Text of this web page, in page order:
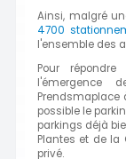
Ainsi, malgré
4700
l'ensemble des
Pour
l'émergence
Prendsmaplace
possible le
parkings déjà
Plantes et de la
privé.